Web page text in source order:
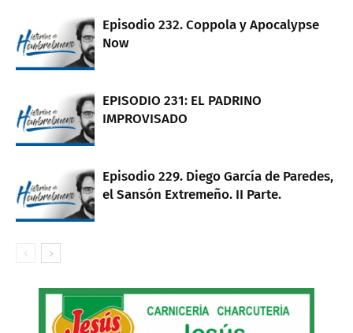
Episodio 232. Coppola y Apocalypse
Now
EPISODIO 231: EL PADRINO
IMPROVISADO
Episodio 229. Diego García de Paredes,
el Sansón Extremeño. II Parte.